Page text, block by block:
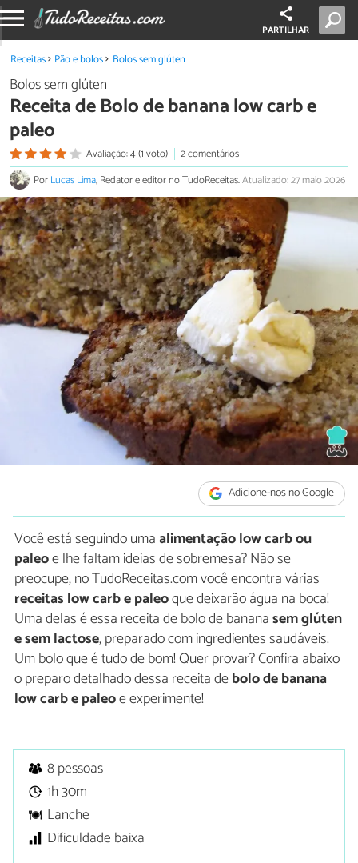
PARTILHAR
Receitas Pão e bolos Bolos sem glúten
Bolos sem glúten
Receita de Bolo de banana low carb e
paleo
Avaliação: 4 (1 voto)
2 comentários
PorLucas Lima, Redator e editor no TudoReceitas.Atualizado: 27 maio 2026
Adicione-nos no Google
Você está seguindo umaalimentação low carb ou
paleoe lhe faltam ideias de sobremesa? Não se
preocupe, no TudoReceitas.com você encontra várias
receitas low carb e paleoque deixarão água na boca!
Uma delas é essa receita de bolo de bananasem glúten
e sem lactose, preparado com ingredientes saudáveis.
Um bolo que é tudo de bom! Quer provar? Confira abaixo
o preparo detalhado dessa receita debolo de banana
low carb e paleoe experimente!
8 pessoas
1h 30m
Lanche
Dificuldade baixa